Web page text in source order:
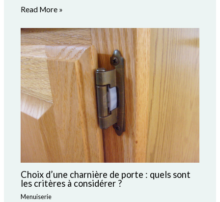
Read More »
Choix d’une charnière de porte : quels sont
les critères à considérer ?
Menuiserie